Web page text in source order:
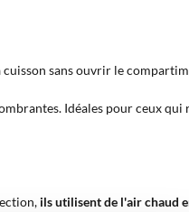
sans ouvrir le
Idéales pour ceux
ils utilisent de l'air chaud